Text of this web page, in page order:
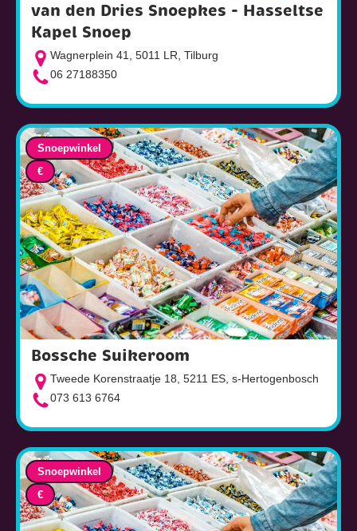
van den Dries Snoepkes - Hasseltse
Kapel Snoep
Wagnerplein 41, 5011 LR, Tilburg
06 27188350
Bossche Suikeroom
Tweede Korenstraatje 18, 5211 ES, s-Hertogenbosch
073 613 6764
Snoepwinkel
€
Snoepwinkel
€